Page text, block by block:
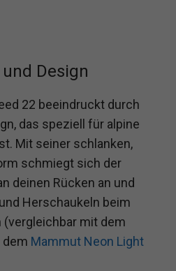
Design
22 beeindruckt durch
das speziell für alpine
Mit seiner schlanken,
schmiegt sich der
deinen Rücken an und
Herschaukeln beim
(vergleichbar mit dem
dem Mammut Neon Light